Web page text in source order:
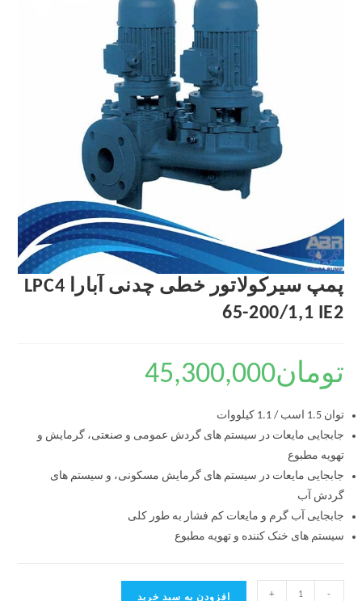
پمپ سیرکولاتور خطی چدنی آبارا LPC4
65-200/1,1 IE2
تومان45,300,000
توان 1.5 اسب / 1.1 کیلووات
جابجایی مایعات در سیستم های گردش عمومی و صنعتی، گرمایش و
تهویه مطبوع
جابجایی مایعات در سیستم های گرمایش مسکونی، و سیستم های
گردش آب
جابجایی آب گرم و مایعات کم فشار به طور کلی
سیستم های خنک کننده و تهویه مطبوع
-
+ افزودن به سبد خرید